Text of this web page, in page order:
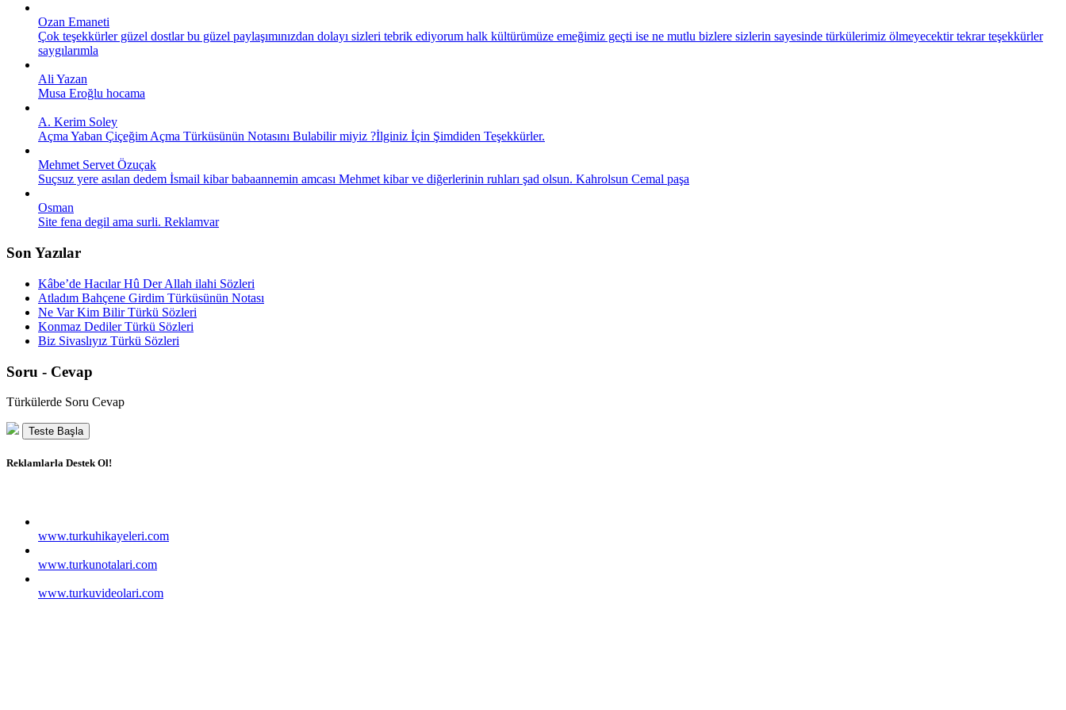
Ozan Emaneti
Çok teşekkürler güzel dostlar bu güzel paylaşımınızdan dolayı sizleri tebrik ediyorum halk kültürümüze emeğimiz geçti ise ne mutlu bizlere sizlerin sayesinde türkülerimiz ölmeyecektir tekrar teşekkürler
saygılarımla
Ali Yazan
Musa Eroğlu hocama
A. Kerim Soley
Açma Yaban Çiçeğim Açma Türküsünün Notasını Bulabilir miyiz ?İlginiz İçin Şimdiden Teşekkürler.
Mehmet Servet Özuçak
Suçsuz yere asılan dedem İsmail kibar babaannemin amcası Mehmet kibar ve diğerlerinin ruhları şad olsun. Kahrolsun Cemal paşa
Osman
Site fena degil ama surli. Reklamvar
Son Yazılar
Kâbe’de Hacılar Hû Der Allah ilahi Sözleri
Atladım Bahçene Girdim Türküsünün Notası
Ne Var Kim Bilir Türkü Sözleri
Konmaz Dediler Türkü Sözleri
Biz Sivaslıyız Türkü Sözleri
Soru - Cevap
Türkülerde Soru Cevap
Teste Başla
Reklamlarla Destek Ol!
www.turkuhikayeleri.com
www.turkunotalari.com
www.turkuvideolari.com